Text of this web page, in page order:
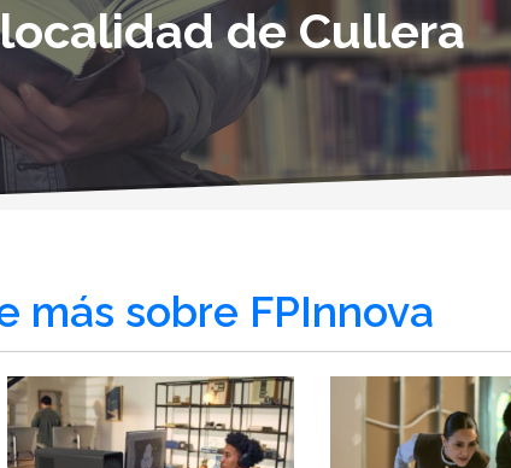
de Cullera
más sobre FPInnova